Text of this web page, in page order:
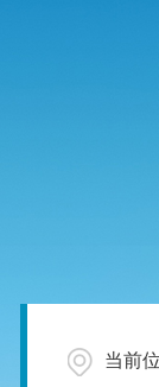
当前